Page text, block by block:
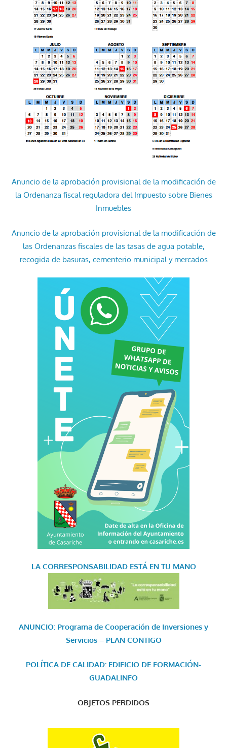
Anuncio de la aprobación provisional de la modificación de
la Ordenanza fiscal reguladora del Impuesto sobre Bienes
Inmuebles
Anuncio de la aprobación provisional de la modificación de
las Ordenanzas fiscales de las tasas de agua potable,
recogida de basuras, cementerio municipal y mercados
LA CORRESPONSABILIDAD ESTÁ EN TU MANO
ANUNCIO: Programa de Cooperación de Inversiones y
Servicios – PLAN CONTIGO
POLÍTICA DE CALIDAD: EDIFICIO DE FORMACIÓN-
GUADALINFO
OBJETOS PERDIDOS